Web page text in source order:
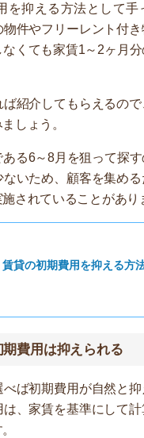
を抑える方法として手
件やフリーレント付き
くても家賃1～2ヶ月分
紹介してもらえるので
しょう。
る6～8月を狙って探す
いため、顧客を集め
されていることがあり
賃貸の初期費用を抑える方
費用は抑えられる
ば初期費用が自然と抑
、家賃を基準にして